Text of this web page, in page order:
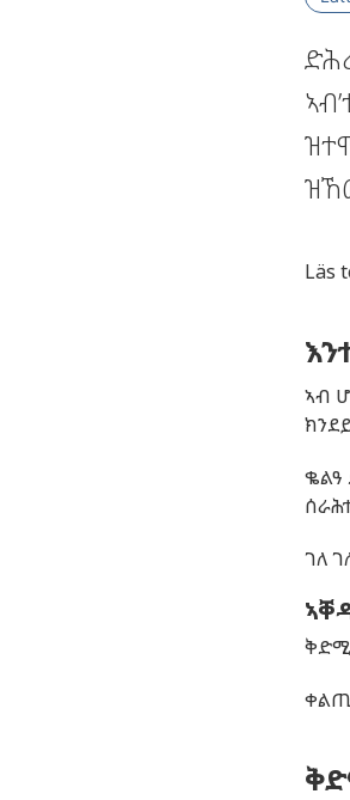
Läs
ኣብ
ቈልዓ
ገለ
ቅድሚ